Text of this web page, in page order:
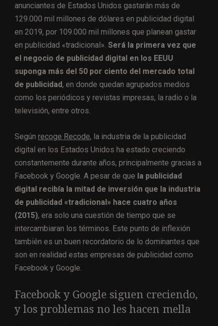
anunciantes de Estados Unidos gastarán más de
129.000 mil millones de dólares en publicidad digital
en 2019, por 109.000 mil millones que planean gastar
en publicidad «tradicional». Será la primera vez que
el negocio de publicidad digital en los EEUU
suponga más del 50 por ciento del mercado total
de publicidad, en donde quedan agrupados medios
como los periódicos y revistas impresas, la radio o la
televisión, entre otros.
Según recoge Recode, la industria de la publicidad
digital en los Estados Unidos ha estado creciendo
constantemente durante años, principalmente gracias a
Facebook y Google. A pesar de que la publicidad
digital recibía la mitad de inversión que la industria
de publicidad «tradicional» hace cuatro años
(2015), era solo una cuestión de tiempo que se
intercambiaran los términos. Este punto de inflexión
también es un buen recordatorio de lo dominantes que
son en realidad estas empresas de publicidad como
Facebook y Google.
Facebook y Google siguen creciendo,
y los problemas no les hacen mella